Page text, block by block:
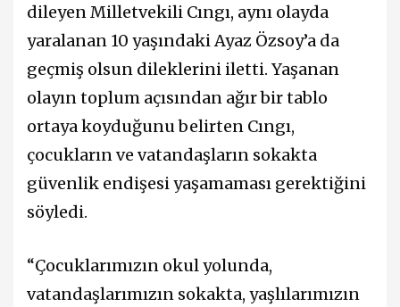
dileyen Milletvekili Cıngı, aynı olayda
yaralanan 10 yaşındaki Ayaz Özsoy’a da
geçmiş olsun dileklerini iletti. Yaşanan
olayın toplum açısından ağır bir tablo
ortaya koyduğunu belirten Cıngı,
çocukların ve vatandaşların sokakta
güvenlik endişesi yaşamaması gerektiğini
söyledi.
“Çocuklarımızın okul yolunda,
vatandaşlarımızın sokakta, yaşlılarımızın